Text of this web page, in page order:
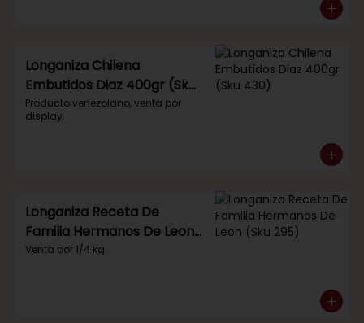
Longaniza Chilena
Embutidos Diaz 400gr (Sku
430)
Producto venezolano, venta por
display.
Longaniza Receta De
Familia Hermanos De Leon
(Sku 295)
Venta por 1/4 kg.